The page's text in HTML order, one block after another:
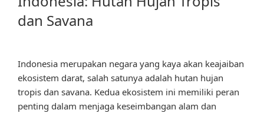
dan Savana
Indonesia merupakan negara yang kaya akan keajaiban
ekosistem darat, salah satunya adalah hutan hujan
tropis dan savana. Kedua ekosistem ini memiliki peran
penting dalam menjaga keseimbangan alam dan